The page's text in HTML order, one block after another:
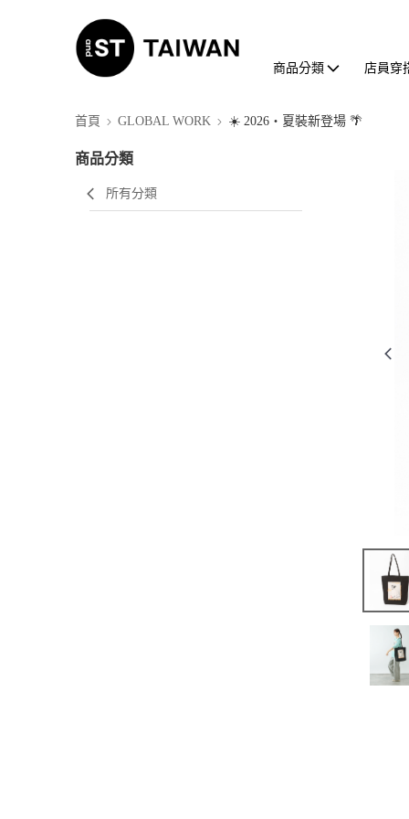
商品分類 店員穿
首頁 GLOBAL WORK ☀️ 2026・夏裝新登場 🌴
商品分類
所有分類